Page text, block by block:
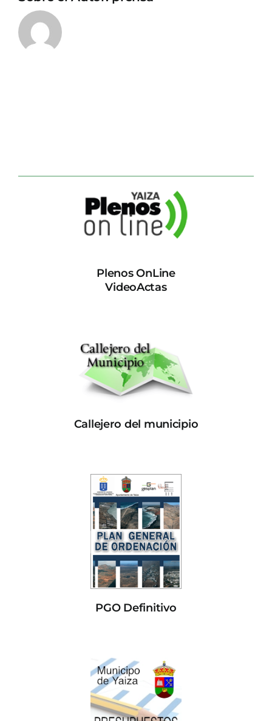
Plenos OnLine
VideoActas
Callejero del municipio
PGO Definitivo